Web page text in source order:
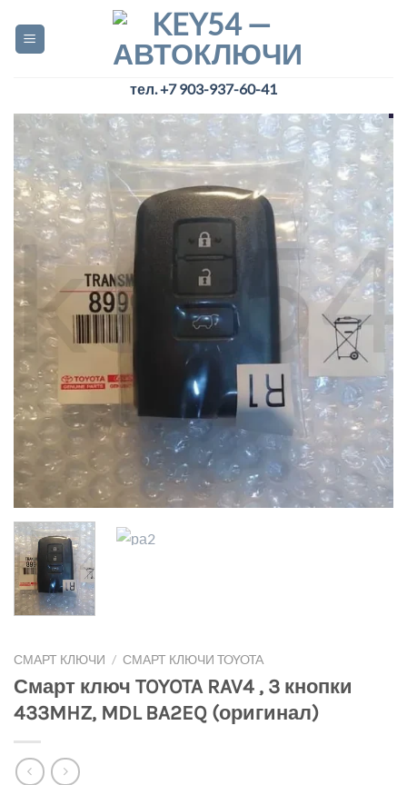
content
тел. +7 903-937-60-41
СМАРТ КЛЮЧИ / СМАРТ КЛЮЧИ TOYOTA
Смарт ключ TOYOTA RAV4 , 3 кнопки
433MHZ, MDL BA2EQ (оригинал)